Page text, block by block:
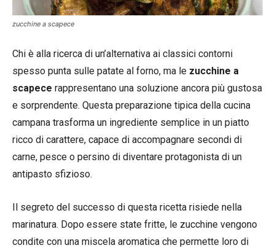
zucchine a scapece
Chi è alla ricerca di un’alternativa ai classici contorni
spesso punta sulle patate al forno, ma le zucchine a
scapece rappresentano una soluzione ancora più gustosa
e sorprendente. Questa preparazione tipica della cucina
campana trasforma un ingrediente semplice in un piatto
ricco di carattere, capace di accompagnare secondi di
carne, pesce o persino di diventare protagonista di un
antipasto sfizioso.
Il segreto del successo di questa ricetta risiede nella
marinatura. Dopo essere state fritte, le zucchine vengono
condite con una miscela aromatica che permette loro di